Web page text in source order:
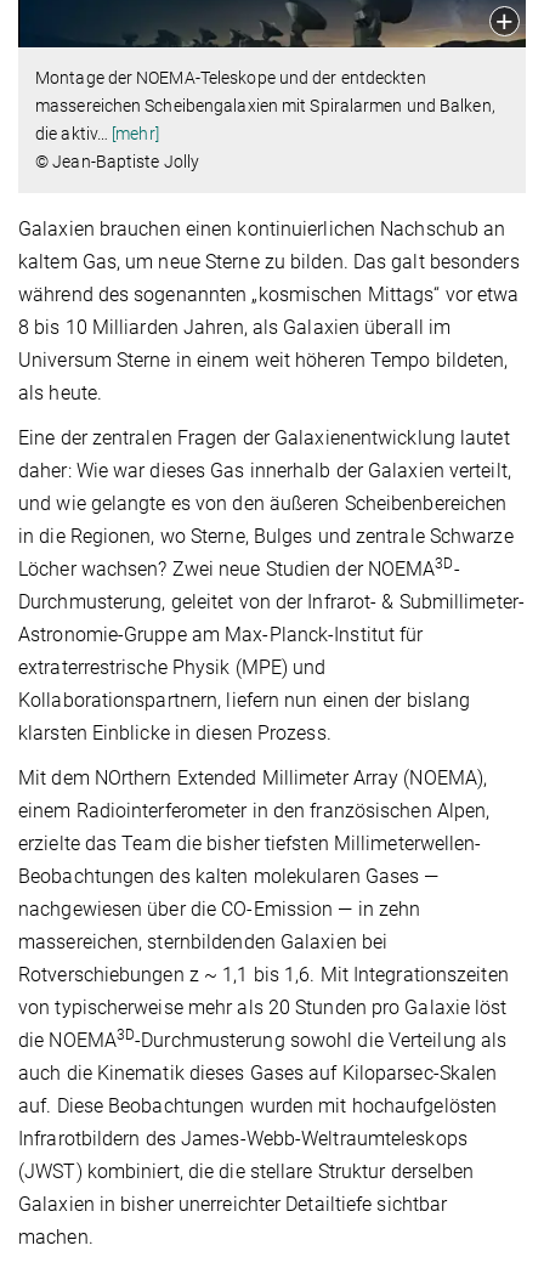
Montage der NOEMA-Teleskope und der entdeckten
massereichen Scheibengalaxien mit Spiralarmen und Balken,
die aktiv…
[mehr]
© Jean-Baptiste Jolly
Galaxien brauchen einen kontinuierlichen Nachschub an
kaltem Gas, um neue Sterne zu bilden. Das galt besonders
während des sogenannten „kosmischen Mittags“ vor etwa
8 bis 10 Milliarden Jahren, als Galaxien überall im
Universum Sterne in einem weit höheren Tempo bildeten,
als heute.
Eine der zentralen Fragen der Galaxienentwicklung lautet
daher: Wie war dieses Gas innerhalb der Galaxien verteilt,
und wie gelangte es von den äußeren Scheibenbereichen
in die Regionen, wo Sterne, Bulges und zentrale Schwarze
Löcher wachsen? Zwei neue Studien der NOEMA3D-
Durchmusterung, geleitet von der Infrarot- & Submillimeter-
Astronomie-Gruppe am Max-Planck-Institut für
extraterrestrische Physik (MPE) und
Kollaborationspartnern, liefern nun einen der bislang
klarsten Einblicke in diesen Prozess.
Mit dem NOrthern Extended Millimeter Array (NOEMA),
einem Radiointerferometer in den französischen Alpen,
erzielte das Team die bisher tiefsten Millimeterwellen-
Beobachtungen des kalten molekularen Gases —
nachgewiesen über die CO-Emission — in zehn
massereichen, sternbildenden Galaxien bei
Rotverschiebungen z ~ 1,1 bis 1,6. Mit Integrationszeiten
von typischerweise mehr als 20 Stunden pro Galaxie löst
die NOEMA3D-Durchmusterung sowohl die Verteilung als
auch die Kinematik dieses Gases auf Kiloparsec-Skalen
auf. Diese Beobachtungen wurden mit hochaufgelösten
Infrarotbildern des James-Webb-Weltraumteleskops
(JWST) kombiniert, die die stellare Struktur derselben
Galaxien in bisher unerreichter Detailtiefe sichtbar
machen.